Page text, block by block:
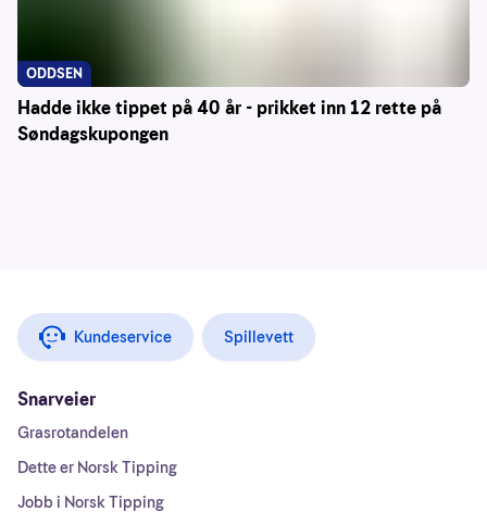
Hadde ikke tippet på 40 år - prikket inn 12 rette på
Søndagskupongen
ODDSEN
Kundeservice Spillevett
Snarveier
Grasrotandelen
Dette er Norsk Tipping
Jobb i Norsk Tipping